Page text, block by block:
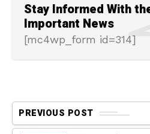
Stay Informed With
Important News
[mc4wp_form id=314]
PREVIOUS POST